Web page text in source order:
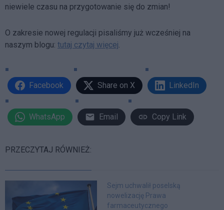
niewiele czasu na przygotowanie się do zmian!
O zakresie nowej regulacji pisaliśmy już wcześniej na
naszym blogu: tutaj czytaj więcej.
Facebook Share on X LinkedIn
WhatsApp Email Copy Link
PRZECZYTAJ RÓWNIEŻ:
Sejm uchwalił poselską
nowelizację Prawa
farmaceutycznego